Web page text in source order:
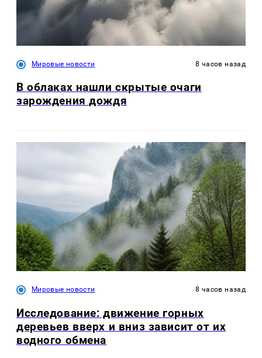
Мировые новости 8 часов назад
В облаках нашли скрытые очаги
зарождения дождя
Мировые новости 8 часов назад
Исследование: движение горных
деревьев вверх и вниз зависит от их
водного обмена